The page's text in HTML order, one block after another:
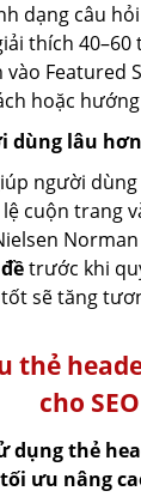
dạng câu
thích
Featured
hoặc
dùng lâu
người
cuộn trang
trước khi
sẽ tăng
thẻ
cho SEO
dụng thẻ
tối ưu nâng